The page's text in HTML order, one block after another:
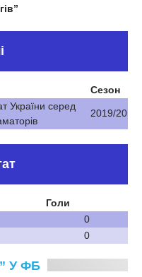
Сезон
України серед
2019/20
Голи
0
0
У ФБ